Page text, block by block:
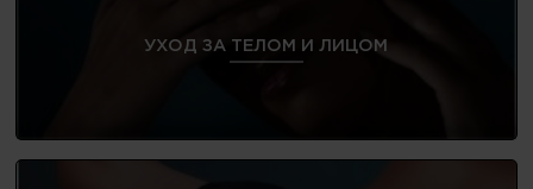
УХОД ЗА ТЕЛОМ И ЛИЦОМ